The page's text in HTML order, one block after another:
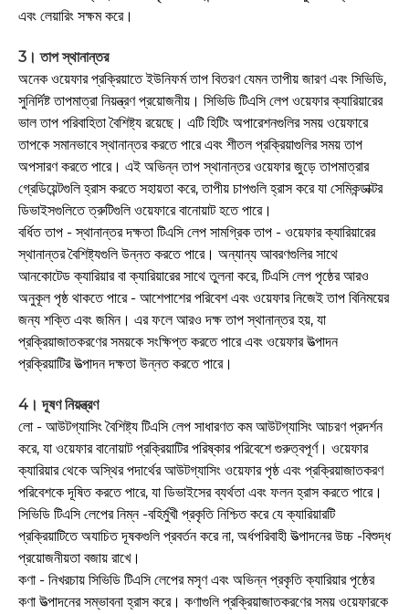
এবং লেয়ারিং সক্ষম করে।
3। তাপ স্থানান্তর
অনেক ওয়েফার প্রক্রিয়াতে ইউনিফর্ম তাপ বিতরণ যেমন তাপীয় জারণ এবং সিভিডি,
সুনির্দিষ্ট তাপমাত্রা নিয়ন্ত্রণ প্রয়োজনীয়। সিভিডি টিএসি লেপ ওয়েফার ক্যারিয়ারের
ভাল তাপ পরিবাহিতা বৈশিষ্ট্য রয়েছে। এটি হিটিং অপারেশনগুলির সময় ওয়েফারে
তাপকে সমানভাবে স্থানান্তর করতে পারে এবং শীতল প্রক্রিয়াগুলির সময় তাপ
অপসারণ করতে পারে। এই অভিন্ন তাপ স্থানান্তর ওয়েফার জুড়ে তাপমাত্রার
গ্রেডিয়েন্টগুলি হ্রাস করতে সহায়তা করে, তাপীয় চাপগুলি হ্রাস করে যা সেমিকন্ডাক্টর
ডিভাইসগুলিতে ত্রুটিগুলি ওয়েফারে বানোয়াট হতে পারে।
বর্ধিত তাপ - স্থানান্তর দক্ষতা টিএসি লেপ সামগ্রিক তাপ - ওয়েফার ক্যারিয়ারের
স্থানান্তর বৈশিষ্ট্যগুলি উন্নত করতে পারে। অন্যান্য আবরণগুলির সাথে
আনকোটেড ক্যারিয়ার বা ক্যারিয়ারের সাথে তুলনা করে, টিএসি লেপ পৃষ্ঠের আরও
অনুকূল পৃষ্ঠ থাকতে পারে - আশেপাশের পরিবেশ এবং ওয়েফার নিজেই তাপ বিনিময়ের
জন্য শক্তি এবং জমিন। এর ফলে আরও দক্ষ তাপ স্থানান্তর হয়, যা
প্রক্রিয়াজাতকরণের সময়কে সংক্ষিপ্ত করতে পারে এবং ওয়েফার উত্পাদন
প্রক্রিয়াটির উত্পাদন দক্ষতা উন্নত করতে পারে।
4। দূষণ নিয়ন্ত্রণ
লো - আউটগ্যাসিং বৈশিষ্ট্য টিএসি লেপ সাধারণত কম আউটগ্যাসিং আচরণ প্রদর্শন
করে, যা ওয়েফার বানোয়াট প্রক্রিয়াটির পরিষ্কার পরিবেশে গুরুত্বপূর্ণ। ওয়েফার
ক্যারিয়ার থেকে অস্থির পদার্থের আউটগ্যাসিং ওয়েফার পৃষ্ঠ এবং প্রক্রিয়াজাতকরণ
পরিবেশকে দূষিত করতে পারে, যা ডিভাইসের ব্যর্থতা এবং ফলন হ্রাস করতে পারে।
সিভিডি টিএসি লেপের নিম্ন -বহির্মুখী প্রকৃতি নিশ্চিত করে যে ক্যারিয়ারটি
প্রক্রিয়াটিতে অযাচিত দূষকগুলি প্রবর্তন করে না, অর্ধপরিবাহী উত্পাদনের উচ্চ -বিশুদ্ধ
প্রয়োজনীয়তা বজায় রাখে।
কণা - নিখরচায় সিভিডি টিএসি লেপের মসৃণ এবং অভিন্ন প্রকৃতি ক্যারিয়ার পৃষ্ঠের
কণা উত্পাদনের সম্ভাবনা হ্রাস করে। কণাগুলি প্রক্রিয়াজাতকরণের সময় ওয়েফারকে